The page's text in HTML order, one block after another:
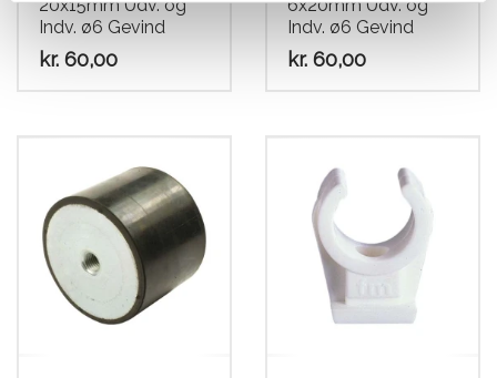
20x15mm Udv. og
Indv. ø6 Gevind
kr. 60,00
6x20mm Udv. og
Indv. ø6 Gevind
kr. 60,00